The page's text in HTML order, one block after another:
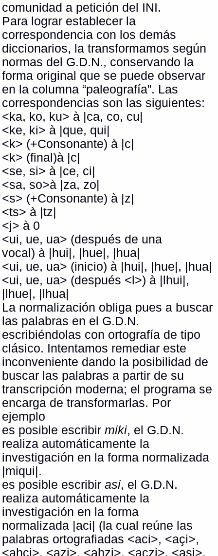
comunidad a petición del INI.
Para lograr establecer la
correspondencia con los demás
diccionarios, la transformamos según
normas del G.D.N., conservando la
forma original que se puede observar
en la columna “paleografía”. Las
correspondencias son las siguientes:
<ka, ko, ku> à |ca, co, cu|
<ke, ki> à |que, qui|
<k> (+Consonante) à |c|
<k> (final)à |c|
<se, si> à |ce, ci|
<sa, so>à |za, zo|
<s> (+Consonante) à |z|
<ts> à |tz|
<j> à 0
<ui, ue, ua> (después de una
vocal) à |hui|, |hue|, |hua|
<ui, ue, ua> (inicio) à |hui|, |hue|, |hua|
<ui, ue, ua> (después <l>) à |lhui|,
|lhue|, |lhua|
La normalización obliga pues a buscar
las palabras en el G.D.N.
escribiéndolas con ortografía de tipo
clásico. Intentamos remediar este
inconveniente dando la posibilidad de
buscar las palabras a partir de su
transcripción moderna; el programa se
encarga de transformarlas. Por
ejemplo
es posible escribirmiki, el G.D.N.
realiza automáticamente la
investigación en la forma normalizada
|miqui|.
es posible escribirasi, el G.D.N.
realiza automáticamente la
investigación en la forma
normalizada |aci| (la cual reúne las
palabras ortografiadas <aci>, <açi>,
<ahci>, <azi>, <ahzi>, <aczi>, <asi>,